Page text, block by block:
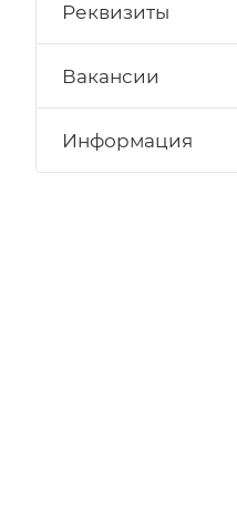
Реквизиты
Вакансии
Информация